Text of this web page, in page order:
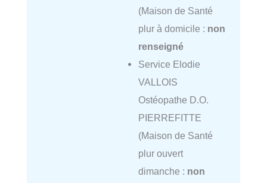
(Maison de Santé
plur à domicile : non
renseigné
Service Elodie
VALLOIS
Ostéopathe D.O.
PIERREFITTE
(Maison de Santé
plur ouvert
dimanche : non